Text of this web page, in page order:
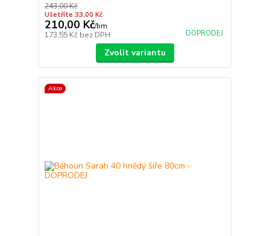
243,00 Kč
Ušetříte 33,00 Kč
210,00 Kč/bm
173,55 Kč bez DPH DOPRODEJ
Zvolit variantu
Akce